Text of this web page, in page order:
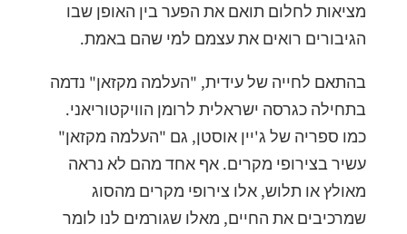
מציאות לחלום תואם את הפער בין האופן שבו
הגיבורים רואים את עצמם למי שהם באמת.
בהתאם לחייה של עידית, "העלמה מקזאן" נדמה
בתחילה כגרסה ישראלית לרומן הוויקטוריאני.
כמו ספריה של ג'יין אוסטן, גם "העלמה מקזאן"
עשיר בצירופי מקרים. אף אחד מהם לא נראה
מאולץ או תלוש, אלו צירופי מקרים מהסוג
שמרכיבים את החיים, מאלו שגורמים לנו לומר